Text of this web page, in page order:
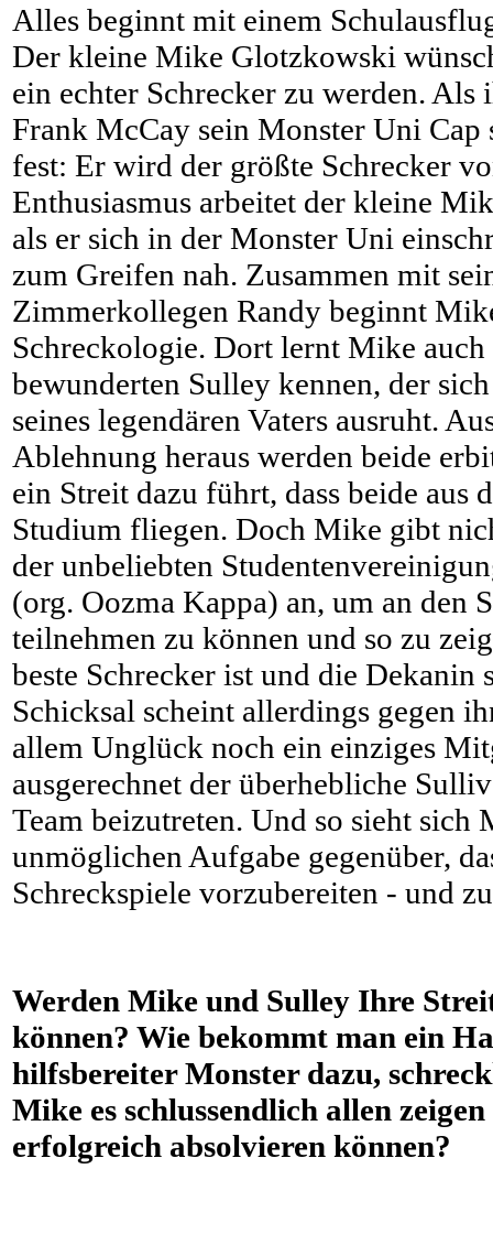
Alles beginnt mit einem
Der kleine Mike Glotzkowski
ein echter Schrecker zu werden. Als
Frank McCay sein Monster Uni
fest: Er wird der größte Schrecker
Enthusiasmus arbeitet der kleine
als er sich in der Monster Uni
zum Greifen nah. Zusammen mit
Zimmerkollegen Randy beginnt
Schreckologie. Dort lernt Mike auch
bewunderten Sulley kennen, der
seines legendären Vaters ausruht.
Ablehnung heraus werden beide
ein Streit dazu führt, dass beide aus
Studium fliegen. Doch Mike gibt
der unbeliebten
(org. Oozma Kappa) an, um an den
teilnehmen zu können und so zu
beste Schrecker ist und die Dekanin
Schicksal scheint allerdings gegen
allem Unglück noch ein einziges
ausgerechnet der überhebliche
Team beizutreten. Und so sieht sich
unmöglichen Aufgabe gegenüber,
Schreckspiele vorzubereiten - und
Werden Mike und Sulley Ihre
können? Wie bekommt man ein
hilfsbereiter Monster dazu,
Mike es schlussendlich allen
erfolgreich absolvieren können?